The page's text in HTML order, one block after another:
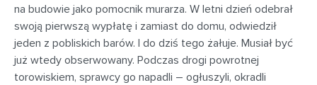
na budowie jako pomocnik murarza. W letni dzień odebrał
swoją pierwszą wypłatę i zamiast do domu, odwiedził
jeden z pobliskich barów. I do dziś tego żałuje. Musiał być
już wtedy obserwowany. Podczas drogi powrotnej
torowiskiem, sprawcy go napadli – ogłuszyli, okradli